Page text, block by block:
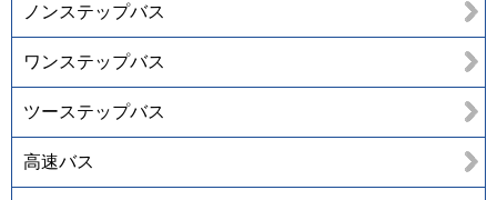
ノンステップバス
ワンステップバス
ツーステップバス
高速バス